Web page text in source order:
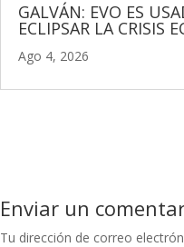
GALVÁN: EVO ES
ECLIPSAR LA CRISIS
Ago 4, 2026
Enviar un
Tu dirección de correo